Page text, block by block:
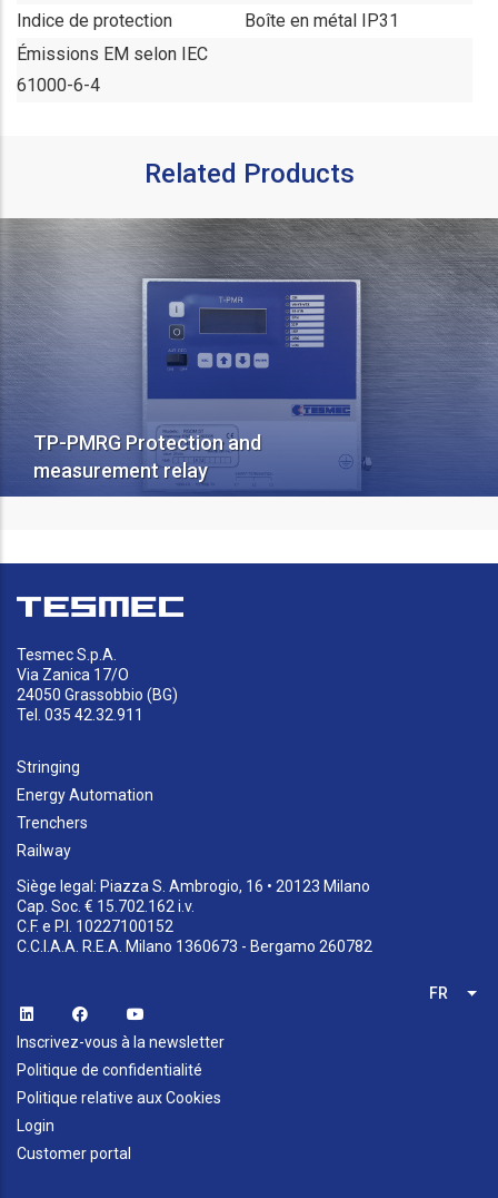
Indice de protection
Boîte en métal IP31
Émissions EM selon IEC
61000-6-4
Related Products
TP-PMRG Protection and
measurement relay
Tesmec S.p.A.
Via Zanica 17/O
24050 Grassobbio (BG)
Tel. 035 42.32.911
Stringing
Energy Automation
Trenchers
Railway
Siège legal: Piazza S. Ambrogio, 16 • 20123 Milano
Cap. Soc. € 15.702.162 i.v.
C.F. e P.I. 10227100152
C.C.I.A.A. R.E.A. Milano 1360673 - Bergamo 260782
FR
Inscrivez-vous à la newsletter
Politique de confidentialité
Politique relative aux Cookies
Login
Customer portal